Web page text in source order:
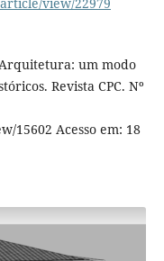
um modo
Revista CPC. Nº
15602 Acesso em: 18